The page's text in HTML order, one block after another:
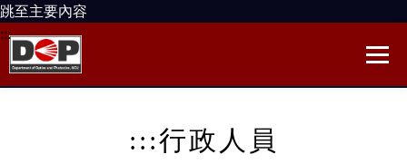
跳至主要內容
:::
:::行政人員